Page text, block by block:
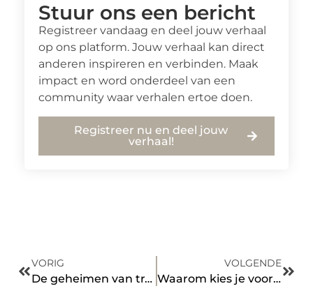
Stuur ons een bericht
Registreer vandaag en deel jouw verhaal
op ons platform. Jouw verhaal kan direct
anderen inspireren en verbinden. Maak
impact en word onderdeel van een
community waar verhalen ertoe doen.
Registreer nu en deel jouw
verhaal!
VORIG
De geheimen van transport in Noorwegen ontdekt
VOLGENDE
Waarom kies je voor lokale reinigingsexperts in Bussum?